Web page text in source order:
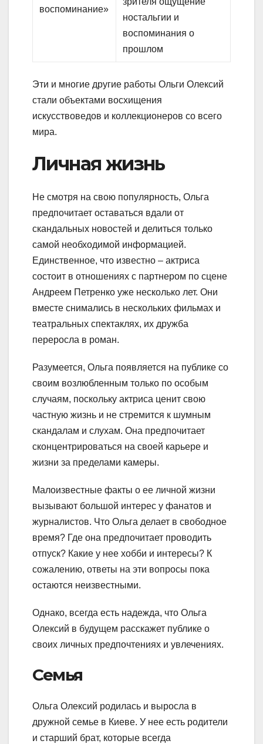
воспоминание»
ностальгии и
воспоминания о
прошлом
Эти и многие другие работы Ольги Олексий
стали объектами восхищения
искусствоведов и коллекционеров со всего
мира.
Личная жизнь
Не смотря на свою популярность, Ольга
предпочитает оставаться вдали от
скандальных новостей и делиться только
самой необходимой информацией.
Единственное, что известно – актриса
состоит в отношениях с партнером по сцене
Андреем Петренко уже несколько лет. Они
вместе снимались в нескольких фильмах и
театральных спектаклях, их дружба
переросла в роман.
Разумеется, Ольга появляется на публике со
своим возлюбленным только по особым
случаям, поскольку актриса ценит свою
частную жизнь и не стремится к шумным
скандалам и слухам. Она предпочитает
сконцентрироваться на своей карьере и
жизни за пределами камеры.
Малоизвестные факты о ее личной жизни
вызывают большой интерес у фанатов и
журналистов. Что Ольга делает в свободное
время? Где она предпочитает проводить
отпуск? Какие у нее хобби и интересы? К
сожалению, ответы на эти вопросы пока
остаются неизвестными.
Однако, всегда есть надежда, что Ольга
Олексий в будущем расскажет публике о
своих личных предпочтениях и увлечениях.
Семья
Ольга Олексий родилась и выросла в
дружной семье в Киеве. У нее есть родители
и старший брат, которые всегда